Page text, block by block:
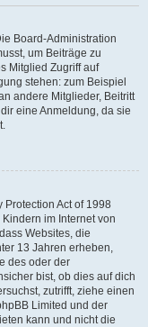
Board-Administration
um Beiträge zu
Mitglied Zugriff auf
stehen: zum Beispiel
andere Mitglieder, Beitritt
eine Anmeldung, da sie
Protection Act of 1998
im Internet von
Websites, die
13 Jahren erheben,
des oder der
bist, ob dies auf dich
zutrifft, ziehe einen
Limited und der
kann und nicht die